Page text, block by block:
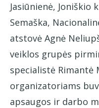
Jasiūnienė, Joniškio
Semaška,
atstovė Agnė
veiklos grupės
specialistė Rimantė
organizatoriams
apsaugos ir darbo